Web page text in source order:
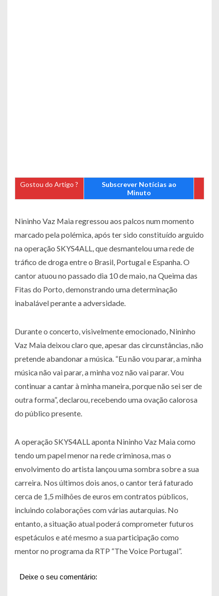
Gostou do Artigo ?
Subscrever Notícias ao
Minuto
Nininho Vaz Maia regressou aos palcos num momento
marcado pela polémica, após ter sido constituído arguido
na operação SKYS4ALL, que desmantelou uma rede de
tráfico de droga entre o Brasil, Portugal e Espanha. O
cantor atuou no passado dia 10 de maio, na Queima das
Fitas do Porto, demonstrando uma determinação
inabalável perante a adversidade.
Durante o concerto, visivelmente emocionado, Nininho
Vaz Maia deixou claro que, apesar das circunstâncias, não
pretende abandonar a música. “Eu não vou parar, a minha
música não vai parar, a minha voz não vai parar. Vou
continuar a cantar à minha maneira, porque não sei ser de
outra forma”, declarou, recebendo uma ovação calorosa
do público presente.
A operação SKYS4ALL aponta Nininho Vaz Maia como
tendo um papel menor na rede criminosa, mas o
envolvimento do artista lançou uma sombra sobre a sua
carreira. Nos últimos dois anos, o cantor terá faturado
cerca de 1,5 milhões de euros em contratos públicos,
incluindo colaborações com várias autarquias. No
entanto, a situação atual poderá comprometer futuros
espetáculos e até mesmo a sua participação como
mentor no programa da RTP “The Voice Portugal”.
Deixe o seu comentário: